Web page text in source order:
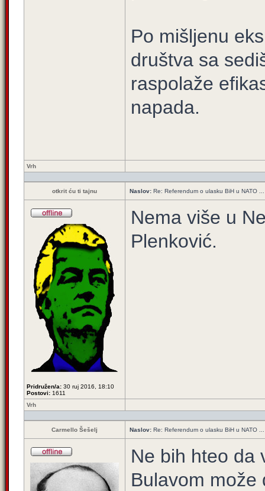
Po mišljenu
društva sa
raspolaže
napada.
Vrh
otkrit ću ti tajnu Naslov: Re: Referendum o ulasku BiH u NATO ...
Pridružen/a: 30 ruj 2016, 18:10
Postovi: 1611
Nema više u
Plenković.
Vrh
Carmello Šešelj Naslov: Re: Referendum o ulasku BiH u NATO ...
Ne bih hteo da
Bulavom može